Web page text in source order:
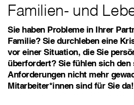
Familien- und
Sie haben Probleme in Ihrer
Familie? Sie durchleben eine
vor einer Situation, die Sie
überfordert? Sie fühlen sich den
Anforderungen nicht mehr
Mitarbeiter*innen sind für Sie da!